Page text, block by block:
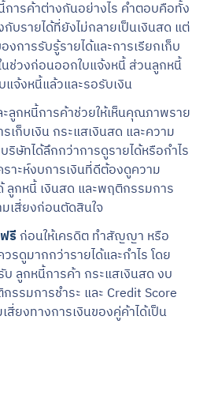
ารค้าต่างกันอย่างไร คำตอบคือทั้ง
บรายได้ที่ยังไม่กลายเป็นเงินสด แต่
การรับรู้รายได้และการเรียกเก็บ
นช่วงก่อนออกใบแจ้งหนี้ ส่วนลูกหนี้
จ้งหนี้แล้วและรอรับเงิน
ลูกหนี้การค้าช่วยให้เห็นคุณภาพราย
เก็บเงิน กระแสเงินสด และความ
ริษัทได้ลึกกว่าการดูรายได้หรือกำไร
ราะห์งบการเงินที่ดีต้องดูความ
ลูกหนี้ เงินสด และพฤติกรรมการ
มเสี่ยงก่อนตัดสินใจ
รี ก่อนให้เครดิต ทำสัญญา หรือ
รดูมากกว่ารายได้และกำไร โดย
ลูกหนี้การค้า กระแสเงินสด งบ
รรมการชำระ และ Credit Score
สี่ยงทางการเงินของคู่ค้าได้เป็น